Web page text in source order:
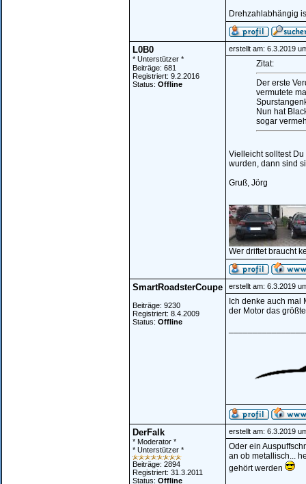
Drehzahlabhängig
L0B0
* Unterstützer *
Beiträge: 681
Registriert: 9.2.2016
Status: Offline
erstellt am: 6.3.2019
Zitat:
Der erste
vermutete
Nun hat
sogar
Vielleicht solltest
wurden, dann sind
Gruß, Jörg
Wer driftet braucht
SmartRoadsterCoupe
Beiträge: 9230
Registriert: 8.4.2009
Status: Offline
erstellt am: 6.3.2019
Ich denke auch mal
der Motor das
DerFalk
* Moderator *
* Unterstützer *
Beiträge: 2894
Registriert: 31.3.2011
Status: Offline
erstellt am: 6.3.2019
Oder ein
an ob metallisch...
gehört werden